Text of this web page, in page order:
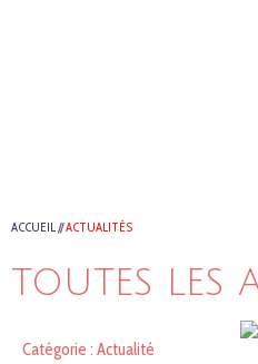
ACCUEIL//ACTUALITÉS
TOUTES LES
Catégorie : Actualité